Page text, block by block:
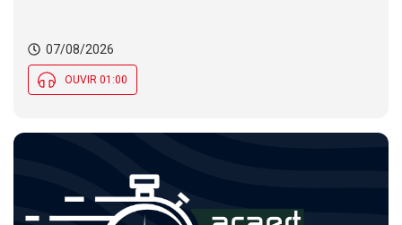
07/08/2026
OUVIR 01:00